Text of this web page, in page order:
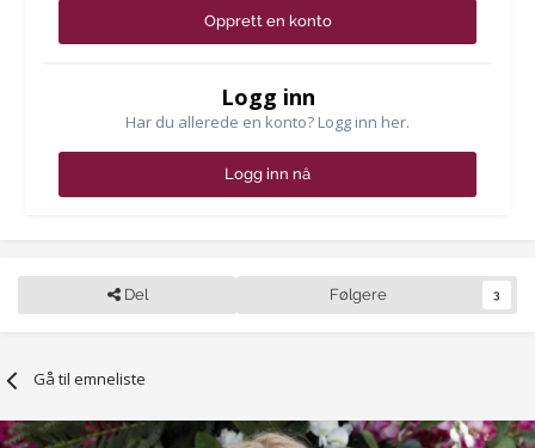
Opprett en konto
Logg inn
Har du allerede en konto? Logg inn her.
Logg inn nå
Del Følgere 3
Gå til emneliste